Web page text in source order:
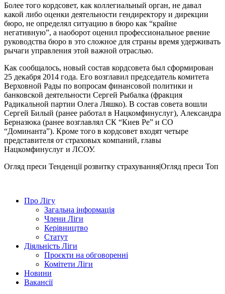
Более того кордсовет, как коллегиальный орган, не давал
какой либо оценки деятельности гендиректору и дирекции
бюро, не определял ситуацию в бюро как “крайне
негативную”, а наоборот оценил профессиональное рвение
руководства бюро в это сложное для страны время удерживать
рычаги управления этой важной отраслью.
Как сообщалось, новый состав кордсовета был сформирован
25 декабря 2014 года. Его возглавил председатель комитета
Верховной Рады по вопросам финансовой политики и
банковской деятельности Сергей Рыбалка (фракция
Радикальной партии Олега Ляшко). В состав совета вошли
Сергей Билый (ранее работал в Нацкомфинуслуг), Александра
Берназюка (ранее возглавлял СК “Киев Ре” и СО
“Доминанта”). Кроме того в кордсовет входят четыре
представителя от страховых компаний, главы
Нацкомфинуслуг и ЛСОУ.
Огляд преси Тенденції розвитку страхування|Огляд преси Топ
Про Лігу
Загальна інформація
Члени Ліги
Керівництво
Статут
Діяльність Ліги
Проєкти на обговоренні
Комітети Ліги
Новини
Вакансії